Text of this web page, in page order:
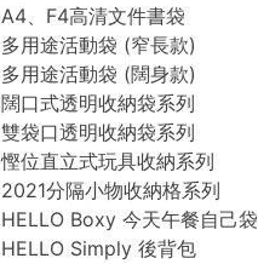
A4、F4高清文件書袋
多用途活動袋 (窄長款)
多用途活動袋 (闊身款)
闊口式透明收納袋系列
雙袋口透明收納袋系列
慳位直立式玩具收納系列
2021分隔小物收納格系列
HELLO Boxy 今天午餐自己袋
HELLO Simply 後背包